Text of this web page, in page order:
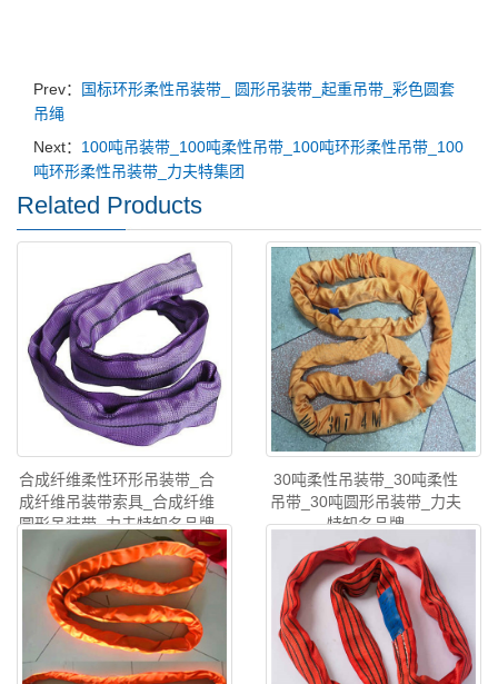
Prev：
国标环形柔性吊装带_ 圆形吊装带_起重吊带_彩色圆套
吊绳
Next： 100吨吊装带_100吨柔性吊带_100吨环形柔性吊带_100
吨环形柔性吊装带_力夫特集团
Related Products
合成纤维柔性环形吊装带_合
成纤维吊装带索具_合成纤维
圆形吊装带_力夫特知名品牌
30吨柔性吊装带_30吨柔性
吊带_30吨圆形吊装带_力夫
特知名品牌